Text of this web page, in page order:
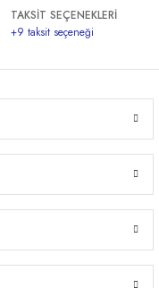
TAKSİT SEÇENEKLERİ
+9 taksit seçeneği